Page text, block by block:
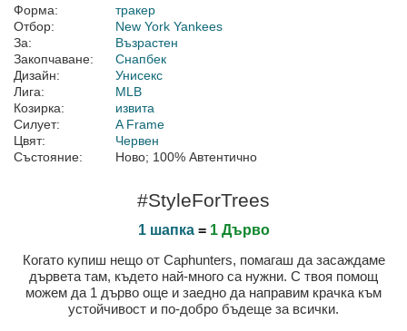
Форма:
тракер
Отбор:
New York Yankees
За:
Възрастен
Закопчаване:
Снапбек
Дизайн:
Унисекс
Лига:
MLB
Козирка:
извита
Силует:
A Frame
Цвят:
Червен
Състояние:
Ново; 100% Автентично
#StyleForTrees
1 шапка= 1 Дърво
Когато купиш нещо от Caphunters, помагаш да засаждаме
дървета там, където най-много са нужни. С твоя помощ
можем да 1 дърво още и заедно да направим крачка към
устойчивост и по-добро бъдеще за всички.